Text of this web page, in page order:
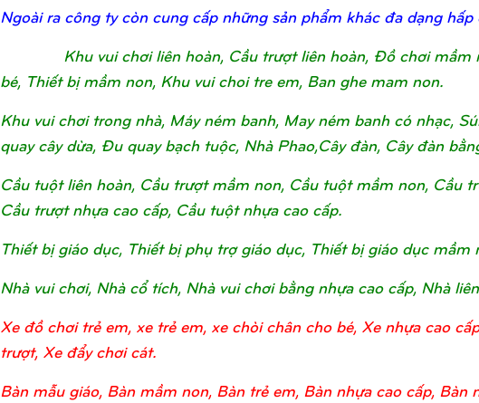
Ngoài ra công ty còn cung cấp những sản phẩm khác đa dạng hấp
Khu vui chơi liên hoàn, Cầu trượt liên hoàn, Đồ chơi
bé, Thiết bị mầm non, Khu vui choi tre em, Ban ghe mam non.
Khu vui chơi trong nhà, Máy ném banh, May ném banh có nhạc,
quay cây dừa, Đu quay bạch tuộc, Nhà Phao,Cây đàn, Cây đàn
Cầu tuột liên hoàn, Cầu trượt mầm non, Cầu tuột mầm non, Cầu
Cầu trượt nhựa cao cấp, Cầu tuột nhựa cao cấp.
Thiết bị giáo dục, Thiết bị phụ trợ giáo dục, Thiết bị giáo dục mầm
Nhà vui chơi, Nhà cổ tích, Nhà vui chơi bằng nhựa cao cấp, Nhà
Xe đồ chơi trẻ em, xe trẻ em, xe chòi chân cho bé, Xe nhựa cao
trượt, Xe đẩy chơi cát.
Bàn mẫu giáo, Bàn mầm non, Bàn trẻ em, Bàn nhựa cao cấp, Bàn